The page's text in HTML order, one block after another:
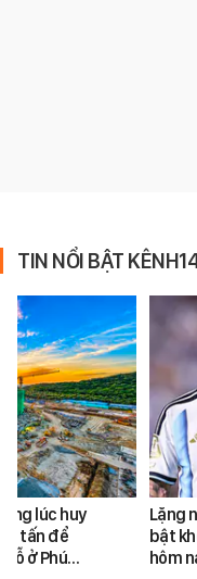
TIN NỔI BẬT
lúc huy
tấn để
ở Phú…
Lặng
bật
hôm